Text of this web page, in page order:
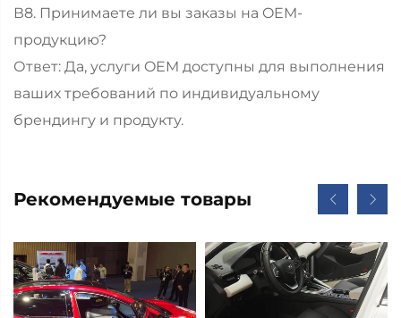
В8. Принимаете ли вы заказы на OEM-
продукцию?
Ответ: Да, услуги OEM доступны для выполнения
ваших требований по индивидуальному
брендингу и продукту.
Рекомендуемые товары